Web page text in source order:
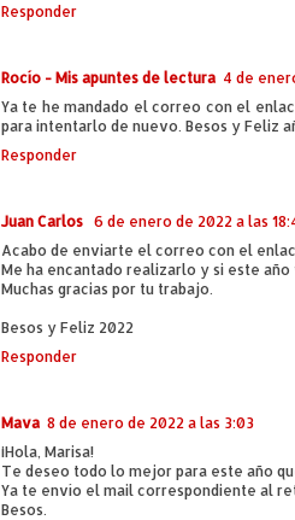
Responder
Rocío - Mis apuntes de lectura 4 de
Ya te he mandado el correo con el
para intentarlo de nuevo. Besos y Feliz
Responder
Juan Carlos 6 de enero de 2022 a las
Acabo de enviarte el correo con el
Me ha encantado realizarlo y si este
Muchas gracias por tu trabajo.
Besos y Feliz 2022
Responder
Mava 8 de enero de 2022 a las 3:03
¡Hola, Marisa!
Te deseo todo lo mejor para este año
Ya te envío el mail correspondiente al
Besos.